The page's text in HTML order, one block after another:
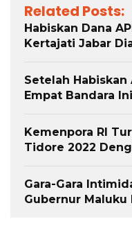
Related Posts:
Habiskan Dana
Kertajati Jabar
Setelah Habiskan
Empat Bandara
Kemenpora RI
Tidore 2022
Gara-Gara
Gubernur Maluku